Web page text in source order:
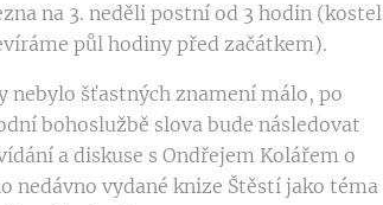
na 3. neděli postní od 3 hodin (kostel
půl hodiny před začátkem).
nebylo šťastných znamení málo, po
bohoslužbě slova bude následovat
a diskuse s Ondřejem Kolářem o
nedávno vydané knize Štěstí jako téma